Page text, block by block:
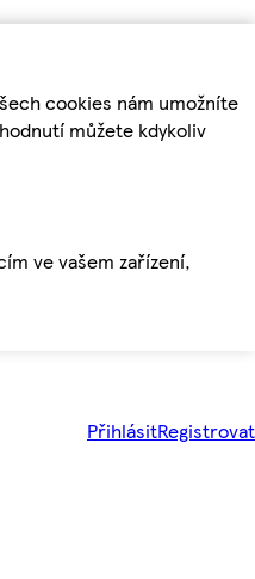
cookies nám umožníte
můžete kdykoliv
ve vašem zařízení,
PřihlásitRegistrovat